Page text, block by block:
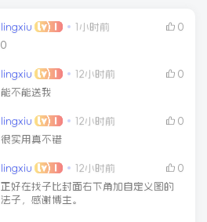
lingxiu 1小时前
0
0
lingxiu 12小时前
0
能不能送我
lingxiu 12小时前
0
很实用真不错
lingxiu 12小时前
0
正好在找子比封面右下角加自定义图的
法子，感谢博主。